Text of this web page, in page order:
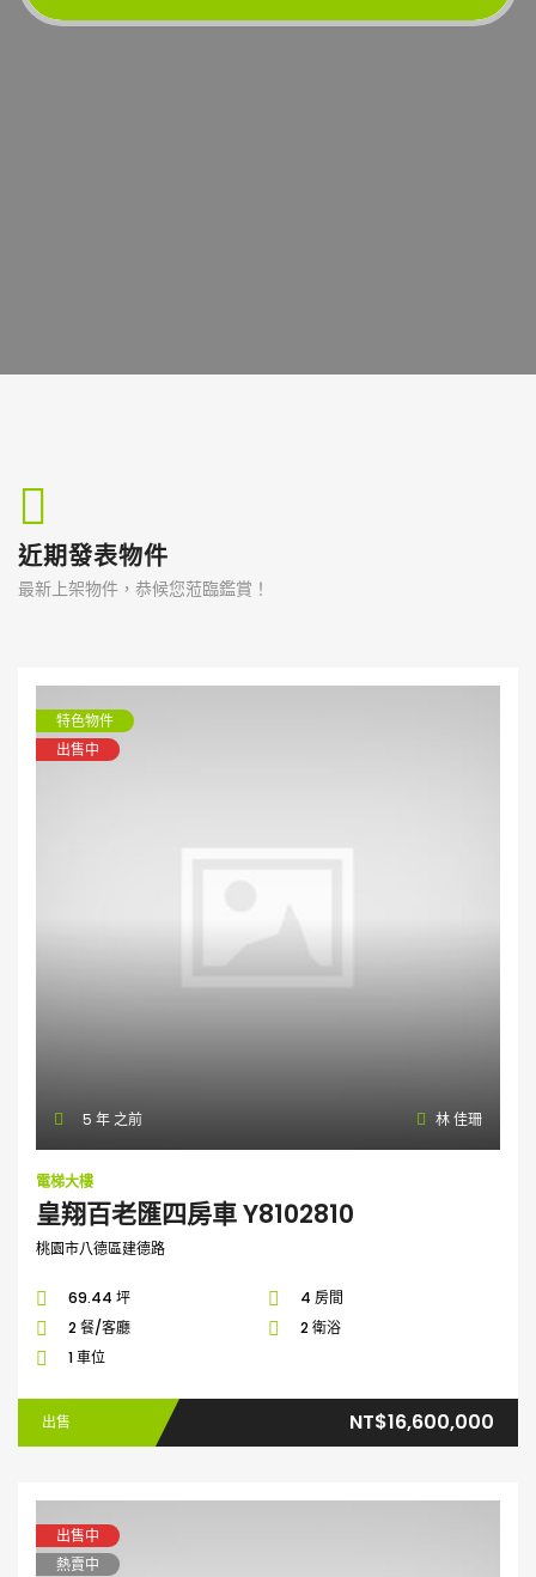
近期發表物件
最新上架物件，恭候您蒞臨鑑賞！
特色物件
出售中
5 年 之前 林 佳珊
電梯大樓
皇翔百老匯四房車 Y8102810
桃園市八德區建德路
69.44 坪
4 房間
2 餐/客廳
2 衛浴
1 車位
出售 NT$16,600,000
出售中
熱賣中